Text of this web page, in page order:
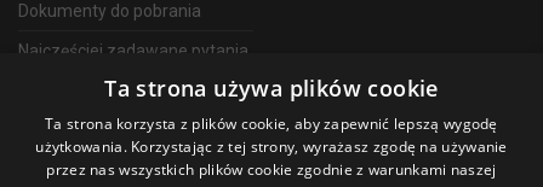
Dokumenty do pobrania
Najczęściej zadawane pytania
Telewizja Światłowodowa
Ta strona używa plików cookie
Ta strona korzysta z plików cookie, aby zapewnić lepszą wygodę
użytkowania. Korzystając z tej strony, wyrażasz zgodę na używanie
przez nas wszystkich plików cookie zgodnie z warunkami naszej